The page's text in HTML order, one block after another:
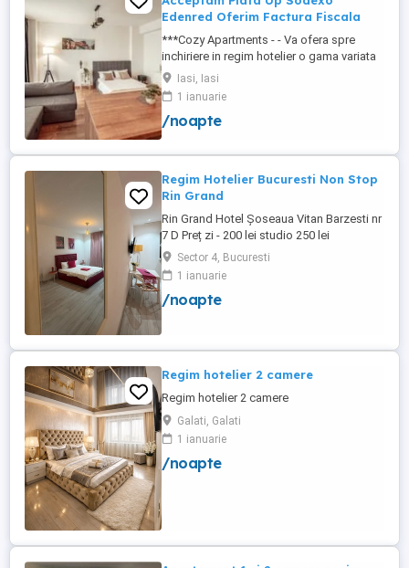
Edenred Oferim Factura Fiscala
***Cozy Apartments - - Va ofera spre
inchiriere in regim hotelier o gama variata
de apartamente si garsoniere situate in
puncte cheie ale orasului doar in
complexe rezidentiale noi: *Zona Palas
Mall - Centru - Complex Lazar Residence;
Residence; *Zona Palas Mall - ...
Iasi, Iasi
1 ianuarie
/noapte
Regim Hotelier Bucuresti Non Stop
Rin Grand
Rin Grand Hotel Șoseaua Vitan Barzesti nr
7 D Preț zi - 200 lei studio 250 lei
apartament
Sector 4, Bucuresti
1 ianuarie
/noapte
Regim hotelier 2 camere
Regim hotelier 2 camere
Galati, Galati
1 ianuarie
/noapte